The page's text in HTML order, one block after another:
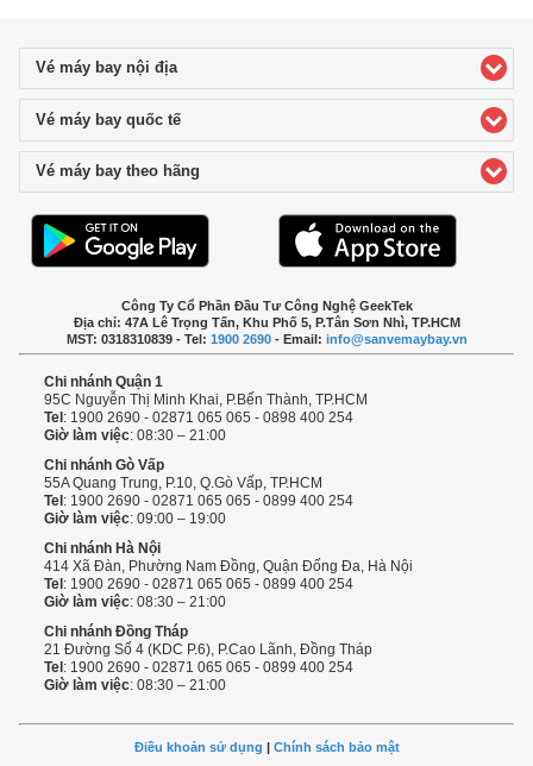
Vé máy bay nội địaclick to expand contents
Vé máy bay quốc tếclick to expand contents
Vé máy bay theo hãng
Công Ty Cổ Phần Đầu Tư Công Nghệ GeekTek
Địa chỉ: 47A Lê Trọng Tấn, Khu Phố 5, P.Tân Sơn Nhì, TP.HCM
MST: 0318310839 - Tel: 1900 2690- Email: info@sanvemaybay.vn
Chi nhánh Quận 1
95C Nguyễn Thị Minh Khai, P.Bến Thành, TP.HCM
Tel: 1900 2690 - 02871 065 065 - 0898 400 254
Giờ làm việc: 08:30 – 21:00
Chi nhánh Gò Vấp
55A Quang Trung, P.10, Q.Gò Vấp, TP.HCM
Tel: 1900 2690 - 02871 065 065 - 0899 400 254
Giờ làm việc: 09:00 – 19:00
Chi nhánh Hà Nội
414 Xã Đàn, Phường Nam Đồng, Quận Đống Đa, Hà Nội
Tel: 1900 2690 - 02871 065 065 - 0899 400 254
Giờ làm việc: 08:30 – 21:00
Chi nhánh Đồng Tháp
21 Đường Số 4 (KDC P.6), P.Cao Lãnh, Đồng Tháp
Tel: 1900 2690 - 02871 065 065 - 0899 400 254
Giờ làm việc: 08:30 – 21:00
Điều khoản sử dụng | Chính sách bảo mật